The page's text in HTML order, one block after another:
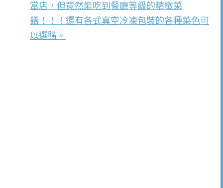
當店，但竟然能吃到餐廳等級的精緻菜
餚！！！還有各式真空冷凍包裝的各種菜色可
以選購。